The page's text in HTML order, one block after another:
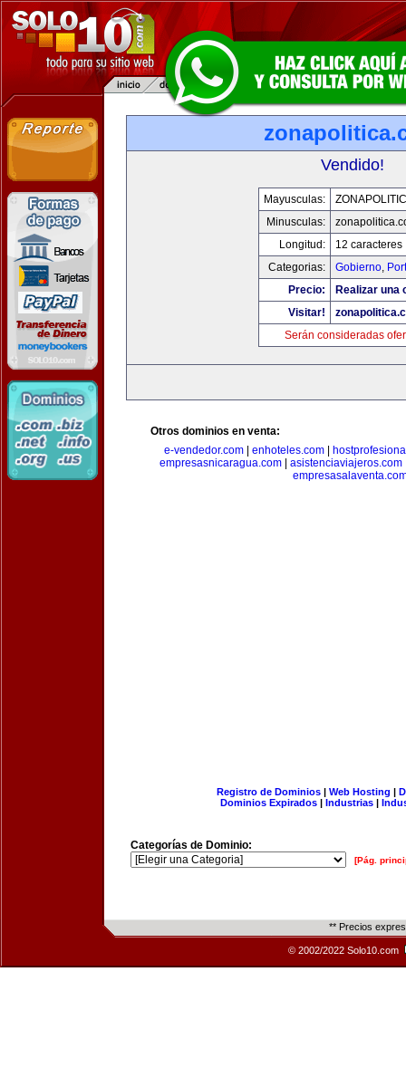
Vendido!
Mayusculas:
Minusculas:
Longitud:
12 caracteres
Categorias:
Gobierno,
Precio:
Realizar una
Visitar!
Serán consideradas
Otros dominios en venta:
e-vendedor.com| enhoteles.com|
empresasnicaragua.com| asistenciaviajeros.com
Registro de Dominios| Web Hosting |
Dominios Expirados | Industrias |
Categorías de Dominio:
[Pág.
** Precios
© 2002/2022 Solo10.com